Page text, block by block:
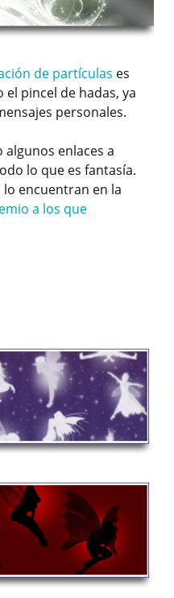
de partículas es
pincel de hadas, ya
personales.
algunos enlaces a
lo que es fantasía.
encuentran en la
a los que